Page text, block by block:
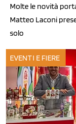
Molte le novità
Matteo Laconi
solo
EVENTI E FIERE